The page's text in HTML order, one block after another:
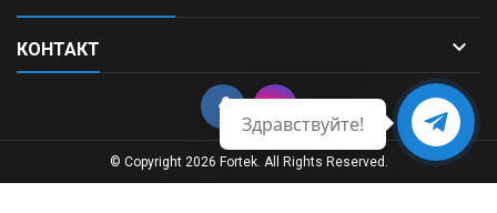
КОНТАКТ 
Свяжитесь
с нами
Здравствуйте!
© Copyright 2026 Fortek. All Rights Reserved.